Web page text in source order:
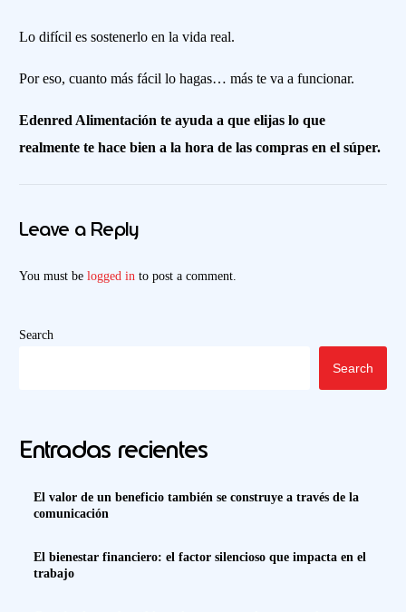
Lo difícil es sostenerlo en la vida real.
Por eso, cuanto más fácil lo hagas… más te va a funcionar.
Edenred Alimentación te ayuda a que elijas lo que
realmente te hace bien a la hora de las compras en el súper.
Leave a Reply
You must belogged in to post a comment.
Search
Search
Entradas recientes
El valor de un beneficio también se construye a través de la
comunicación
El bienestar financiero: el factor silencioso que impacta en el
trabajo